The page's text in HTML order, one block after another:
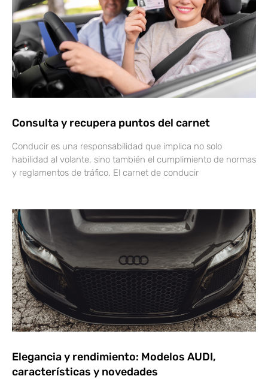
Consulta y recupera puntos del carnet
Conducir es una responsabilidad que implica no solo
habilidad al volante, sino también el cumplimiento de normas
y reglamentos de tráfico. El carnet de conducir
Elegancia y rendimiento: Modelos AUDI,
características y novedades